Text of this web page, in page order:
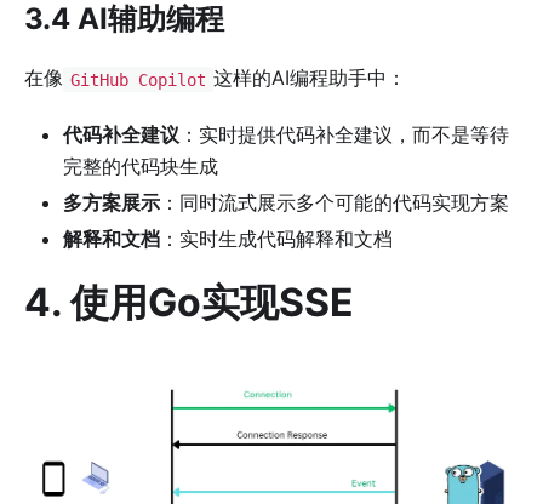
3.4 AI辅助编程
在像 GitHub Copilot 这样的AI编程助手中：
代码补全建议 ：实时提供代码补全建议，而不是等待
完整的代码块生成
多方案展示 ：同时流式展示多个可能的代码实现方案
解释和文档 ：实时生成代码解释和文档
4. 使用Go实现SSE